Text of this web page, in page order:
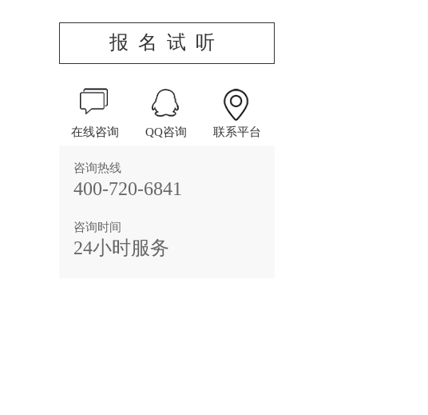
报名试听
在线咨询 QQ咨询 联系平台
咨询热线
400-720-6841
咨询时间
24小时服务